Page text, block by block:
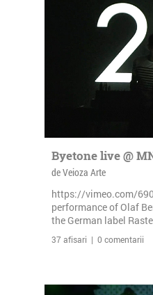
Byetone live @
de Veioza Arte
https://vimeo.com/
performance of Olaf
the German label
37 afisari | 0 comentarii